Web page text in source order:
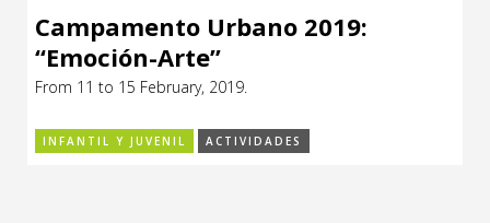
Campamento Urbano 2019:
“Emoción-Arte”
From 11 to 15 February, 2019.
INFANTIL Y JUVENIL ACTIVIDADES